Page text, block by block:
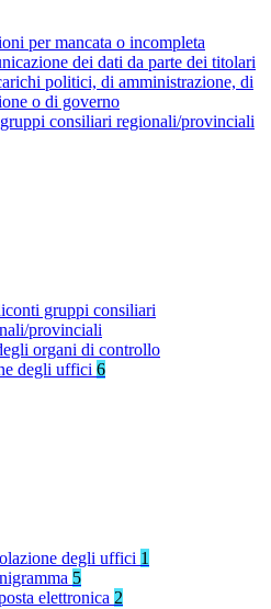
per mancata o incompleta
dei dati da parte dei titolari
politici, di amministrazione, di
o di governo
consiliari regionali/provinciali
gruppi consiliari
provinciali
organi di controllo
degli uffici 6
degli uffici 1
5
elettronica 2